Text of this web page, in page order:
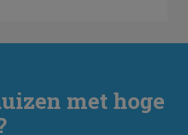
met hoge